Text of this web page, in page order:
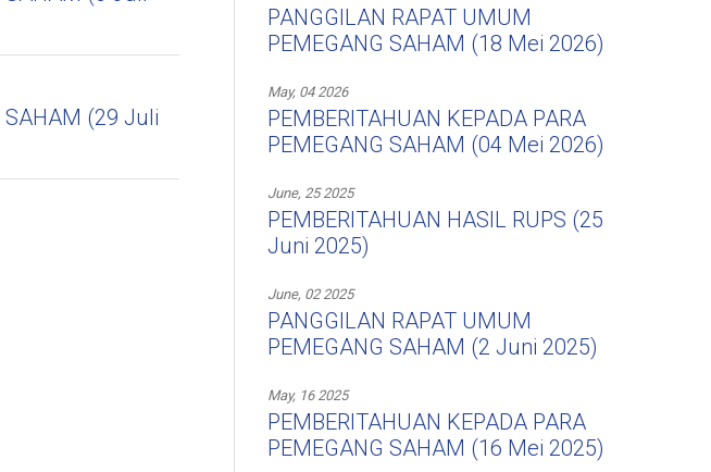
SAHAM (29 Juli
PANGGILAN RAPAT UMUM
PEMEGANG SAHAM (18 Mei 2026)
May, 04 2026
PEMBERITAHUAN KEPADA PARA
PEMEGANG SAHAM (04 Mei 2026)
June, 25 2025
PEMBERITAHUAN HASIL RUPS (25
Juni 2025)
June, 02 2025
PANGGILAN RAPAT UMUM
PEMEGANG SAHAM (2 Juni 2025)
May, 16 2025
PEMBERITAHUAN KEPADA PARA
PEMEGANG SAHAM (16 Mei 2025)